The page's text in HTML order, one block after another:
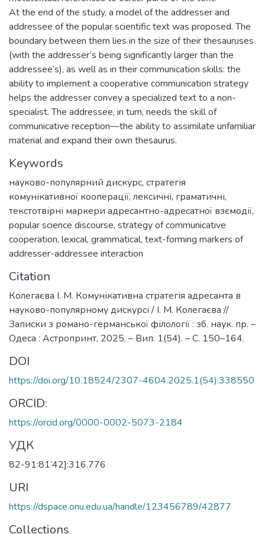
At the end of the study, a model of the addresser and
addressee of the popular scientific text was proposed. The
boundary between them lies in the size of their thesauruses
(with the addresser’s being significantly larger than the
addressee’s), as well as in their communication skills: the
ability to implement a cooperative communication strategy
helps the addresser convey a specialized text to a non-
specialist. The addressee, in turn, needs the skill of
communicative reception—the ability to assimilate unfamiliar
material and expand their own thesaurus.
Keywords
науково-популярний дискурс, стратегія
комунікативної кооперації, лексичні, граматичні,
текстотвірні маркери адресантно-адресатної взємодії,
popular science discourse, strategy of communicative
cooperation, lexical, grammatical, text-forming markers of
addresser-addressee interaction
Citation
Колегаєва І. М. Комунікативна стратегія адресанта в
науково-популярному дискурсі / І. М. Колегаєва //
Записки з романо-германської філології : зб. наук. пр. –
Одеса : Астропринт, 2025. – Вип. 1(54). – С. 150–164.
DOI
https://doi.org/10.18524/2307-4604.2025.1(54).338550
ORCID:
https://orcid.org/0000-0002-5073-2184
УДК
82-91:81’42]:316.776
URI
https://dspace.onu.edu.ua/handle/123456789/42877
Collections